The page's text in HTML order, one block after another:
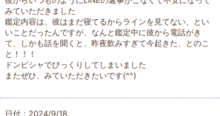
みていただきました
鑑定内容は、彼はまだ寝てるからラインを見てない、とい
いことだったんですが、なんと鑑定中に彼から電話がき
て、しかも話を聞くと、昨夜飲みすぎて今起きた、とのこ
と！！！
ドンピシャでびっくりしてしまいました
またぜひ、みていただきたいです(^^)
日付：2024/9/18